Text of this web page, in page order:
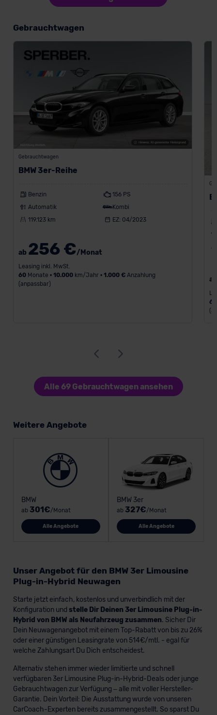
Gebrauchtwagen
Gebrauchtwagen
BMW 3er-Reihe
Benzin
156 PS
Automatik
Kombi
119.123 km
EZ: 04/2023
ab 256 €/Monat
Leasing inkl. MwSt.
60Monate • 10.000km/Jahr • 1.000 €Anzahlung
(anpassbar)
60
Alle 69 Gebrauchtwagen ansehen
Weitere Angebote
BMW
ab 301€/Monat
Alle Angebote
BMW 3er
ab 327€/Monat
Alle Angebote
Unser Angebot für den BMW 3er Limousine
Plug-in-Hybrid Neuwagen
Starte jetzt einfach, kostenlos und unverbindlich mit der
Konfiguration und stelle Dir Deinen 3er Limousine Plug-in-
Hybrid von BMW als Neufahrzeug zusammen. Sicher Dir
Dein Neuwagenangebot mit einem Top-Rabatt von bis zu 26%
oder einer günstigen Leasingrate von 514€/mtl. - egal für
welche Zahlungsart Du Dich entscheidest.
Alternativ stehen immer wieder limitierte und schnell
verfügbaren 3er Limousine Plug-in-Hybrid-Deals oder junge
Gebrauchtwagen zur Verfügung – alle mit voller Hersteller-
Garantie. Dein Vorteil: Die Ausstattung wurde von unseren
CarCoach-Experten bereits zusammengestellt. So sparst Du